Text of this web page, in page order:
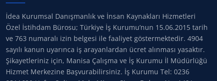
İdea Kurumsal Danışmanlık ve İnsan Kaynakları Hizmetleri
Özel İstihdam Bürosu; Türkiye İş Kurumu’nun 15.06.2015 tarih
ve 763 numaralı izin belgesi ile faaliyet göstermektedir. 4904
sayılı kanun uyarınca iş arayanlardan ücret alınması yasaktır.
Şikayetleriniz için, Manisa Çalışma ve İş Kurumu İl Müdürlüğü
Hizmet Merkezine Başvurabilirsiniz. İş Kurumu Tel: 0236